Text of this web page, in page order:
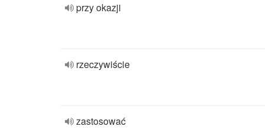
przy okazji
rzeczywiście
zastosować